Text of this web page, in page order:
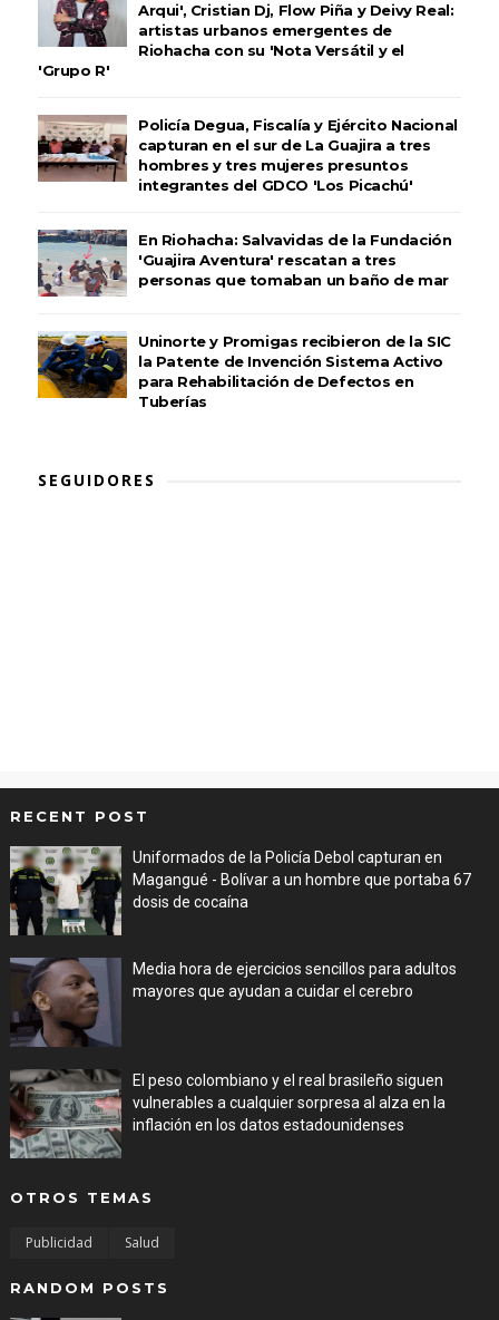
Arqui', Cristian Dj, Flow Piña y Deivy Real:
artistas urbanos emergentes de
Riohacha con su 'Nota Versátil y el
'Grupo R'
Policía Degua, Fiscalía y Ejército Nacional
capturan en el sur de La Guajira a tres
hombres y tres mujeres presuntos
integrantes del GDCO 'Los Picachú'
En Riohacha: Salvavidas de la Fundación
'Guajira Aventura' rescatan a tres
personas que tomaban un baño de mar
Uninorte y Promigas recibieron de la SIC
la Patente de Invención Sistema Activo
para Rehabilitación de Defectos en
Tuberías
SEGUIDORES
RECENT POST
Uniformados de la Policía Debol capturan en
Magangué - Bolívar a un hombre que portaba 67
dosis de cocaína
Media hora de ejercicios sencillos para adultos
mayores que ayudan a cuidar el cerebro
El peso colombiano y el real brasileño siguen
vulnerables a cualquier sorpresa al alza en la
inflación en los datos estadounidenses
OTROS TEMAS
Publicidad Salud
RANDOM POSTS